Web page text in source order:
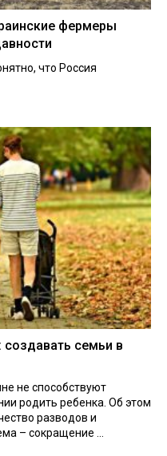
фермеры
что Россия
семьи в
не способствуют
родить ребенка. Об этом
разводов и
– сокращение ...